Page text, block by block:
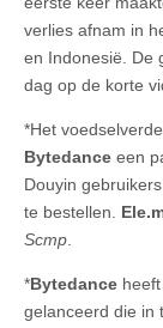
verlies afnam in
en Indonesië. De
dag op de korte
*Het
Bytedance een
Douyin
te bestellen.
Scmp.
*Bytedance
gelanceerd die in